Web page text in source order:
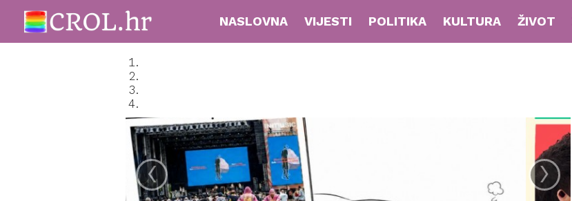
NASLOVNA VIJESTI POLITIKA KULTURA ŽIVOT
‹ ›